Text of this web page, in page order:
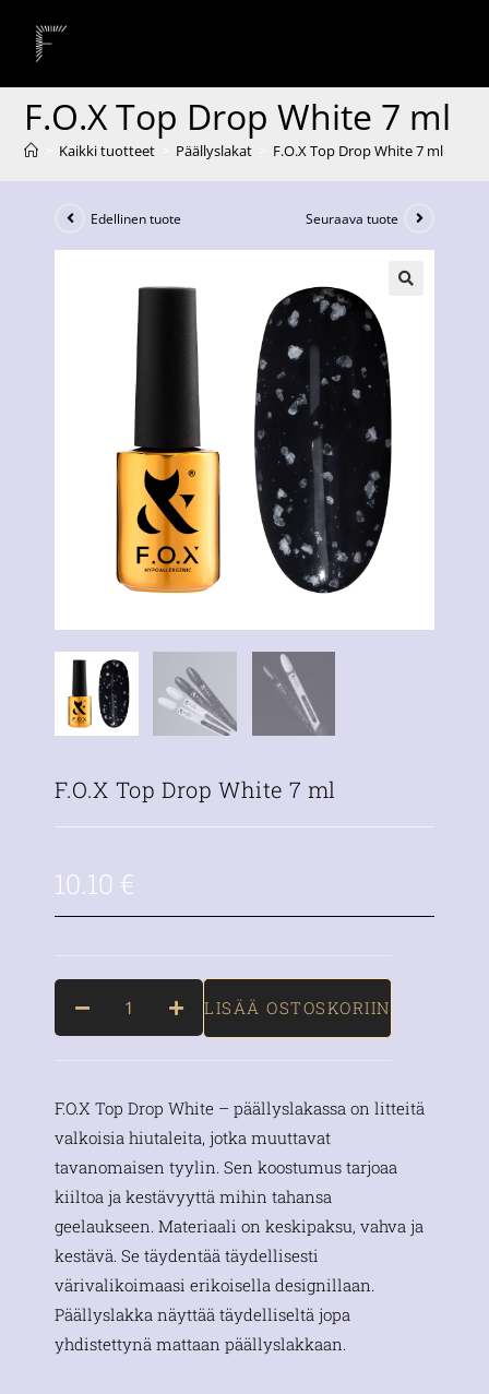
F.O.X Top Drop White 7 ml
Kaikki tuotteet Päällyslakat F.O.X Top Drop White 7 ml
Edellinen tuote Seuraava tuote
F.O.X Top Drop White 7 ml
10.10 €
LISÄÄ OSTOSKORIIN
F.O.X Top Drop White – päällyslakassa on litteitä
valkoisia hiutaleita, jotka muuttavat
tavanomaisen tyylin. Sen koostumus tarjoaa
kiiltoa ja kestävyyttä mihin tahansa
geelaukseen. Materiaali on keskipaksu, vahva ja
kestävä. Se täydentää täydellisesti
värivalikoimaasi erikoisella designillaan.
Päällyslakka näyttää täydelliseltä jopa
yhdistettynä mattaan päällyslakkaan.